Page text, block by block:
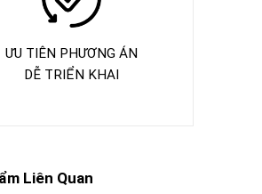
ƯU TIÊN PHƯƠNG ÁN
DỄ TRIỂN KHAI
Liên Quan